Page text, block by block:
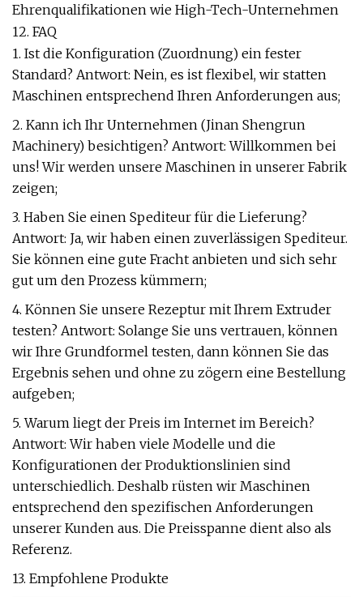
Ehrenqualifikationen wie High-Tech-Unternehmen
12. FAQ
1. Ist die Konfiguration (Zuordnung) ein fester
Standard? Antwort: Nein, es ist flexibel, wir statten
Maschinen entsprechend Ihren Anforderungen aus;
2. Kann ich Ihr Unternehmen (Jinan Shengrun
Machinery) besichtigen? Antwort: Willkommen bei
uns! Wir werden unsere Maschinen in unserer Fabrik
zeigen;
3. Haben Sie einen Spediteur für die Lieferung?
Antwort: Ja, wir haben einen zuverlässigen Spediteur.
Sie können eine gute Fracht anbieten und sich sehr
gut um den Prozess kümmern;
4. Können Sie unsere Rezeptur mit Ihrem Extruder
testen? Antwort: Solange Sie uns vertrauen, können
wir Ihre Grundformel testen, dann können Sie das
Ergebnis sehen und ohne zu zögern eine Bestellung
aufgeben;
5. Warum liegt der Preis im Internet im Bereich?
Antwort: Wir haben viele Modelle und die
Konfigurationen der Produktionslinien sind
unterschiedlich. Deshalb rüsten wir Maschinen
entsprechend den spezifischen Anforderungen
unserer Kunden aus. Die Preisspanne dient also als
Referenz.
13. Empfohlene Produkte